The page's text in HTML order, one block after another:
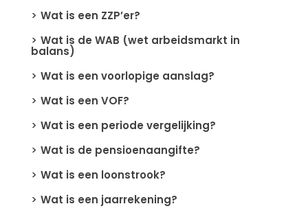
Wat is een ZZP’er?
Wat is de WAB (wet arbeidsmarkt in
balans)
Wat is een voorlopige aanslag?
Wat is een VOF?
Wat is een periode vergelijking?
Wat is de pensioenaangifte?
Wat is een loonstrook?
Wat is een jaarrekening?